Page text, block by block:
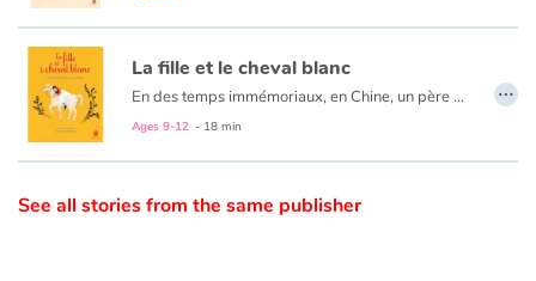
Libraries
Videos & Tutorials
Blog
La fille et le cheval blanc
En des temps immémoriaux, en Chine, un père mobilisé à la guerre quitte sa maison, laissant seule sa fille à qui il offre un poulain blanc. Plus tard, la fille, imprudente, promet à son cheval de l’épouser s’il lui ramène ce père absent. S’étant exécuté, l’animal se montre impatient tandis que la fille feint d’ignorer la promesse. C’est alors que le père découvre le serment insensé… De sa réaction, découlera le destin de la fille, de son cheval blanc et l’apparition du premier fil de soie.
Ages 9-12 - 18 min
…
See all stories from the same publisher